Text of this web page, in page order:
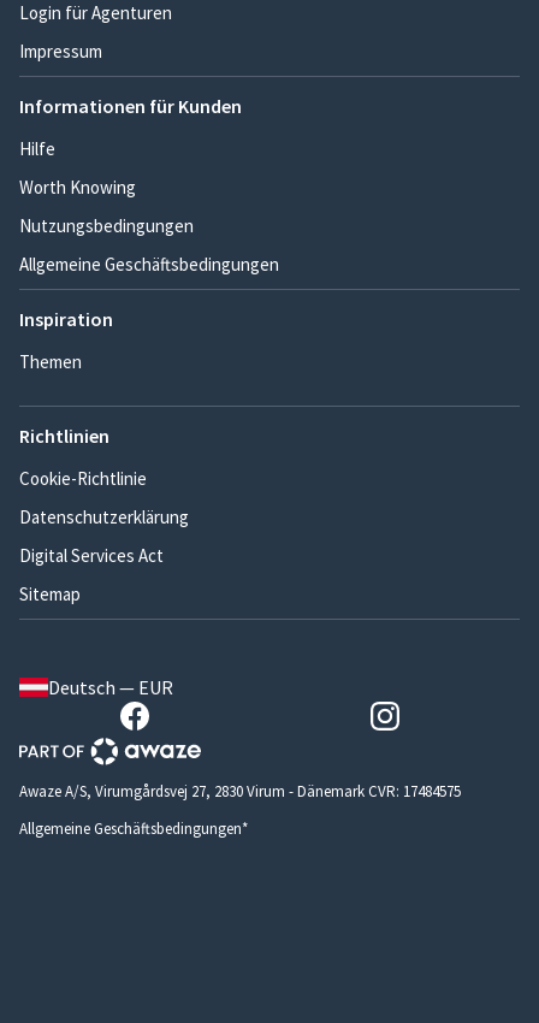
Login für Agenturen
Impressum
Informationen für Kunden
Hilfe
Worth Knowing
Nutzungsbedingungen
Allgemeine Geschäftsbedingungen
Inspiration
Themen
Richtlinien
Cookie-Richtlinie
Datenschutzerklärung
Digital Services Act
Sitemap
Deutsch — EUR
Awaze A/S, Virumgårdsvej 27, 2830 Virum - Dänemark CVR: 17484575
Allgemeine Geschäftsbedingungen*